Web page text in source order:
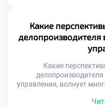
развития навыков
уделяет огромное
Будущие
Какие
делопроизводителя
Какие
делопроизводителя
управления, волнует
ассоциируется со